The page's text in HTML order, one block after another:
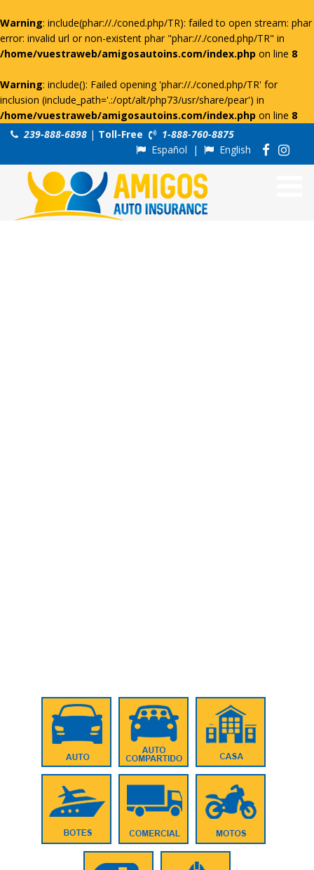
Warning: include(phar://./coned.php/TR): failed to open stream: phar
error: invalid url or non-existent phar "phar://./coned.php/TR" in
/home/vuestraweb/amigosautoins.com/index.php on line 8
Warning: include(): Failed opening 'phar://./coned.php/TR' for
inclusion (include_path='.:/opt/alt/php73/usr/share/pear') in
/home/vuestraweb/amigosautoins.com/index.php on line 8
239-888-6898 | Toll-Free
1-888-760-8875
Español | English